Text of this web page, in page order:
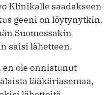
Klinikalle saadakseen
geeni on löytynytkin.
Suomessakin
saisi lähetteen.
ole onnistunut
lääkäriasemaa,